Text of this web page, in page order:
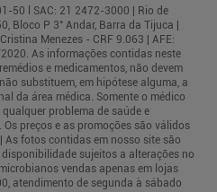
50 l SAC: 21 2472-3000 | Rio de
Bloco P 3° Andar, Barra da Tijuca |
Menezes - CRF 9.063 | AFE:
As informações contidas neste
e medicamentos, não devem
substituem, em hipótese alguma, a
da área médica. Somente o médico
problema de saúde e
preços e as promoções são válidos
As fotos contidas em nosso site são
sujeitos a alterações no
vendas apenas em lojas
atendimento de segunda à sábado